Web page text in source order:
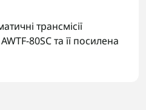
трансмісії
80SC та її посилена
включаючи Volvo,